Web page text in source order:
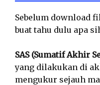
Sebelum download
buat tahu dulu apa
SAS (Sumatif Akhir
yang dilakukan di
mengukur sejauh